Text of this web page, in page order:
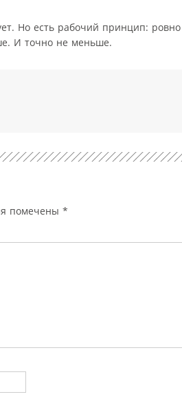
Но есть рабочий принцип:
И точно не меньше.
помечены *